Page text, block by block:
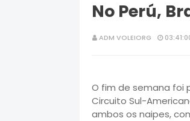
No Perú,
ADM VOLEIORG
O fim de semana foi
Circuito Sul-
ambos os naipes,